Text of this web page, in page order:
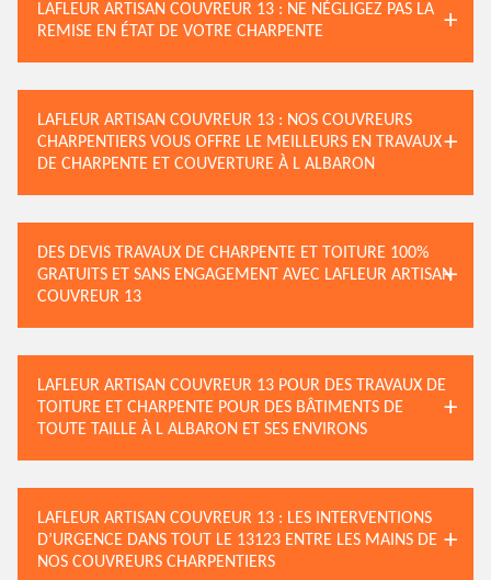
LAFLEUR ARTISAN COUVREUR 13 : NE NÉGLIGEZ PAS LA
REMISE EN ÉTAT DE VOTRE CHARPENTE
LAFLEUR ARTISAN COUVREUR 13 : NOS COUVREURS
CHARPENTIERS VOUS OFFRE LE MEILLEURS EN TRAVAUX
DE CHARPENTE ET COUVERTURE À L ALBARON
DES DEVIS TRAVAUX DE CHARPENTE ET TOITURE 100%
GRATUITS ET SANS ENGAGEMENT AVEC LAFLEUR ARTISAN
COUVREUR 13
LAFLEUR ARTISAN COUVREUR 13 POUR DES TRAVAUX DE
TOITURE ET CHARPENTE POUR DES BÂTIMENTS DE
TOUTE TAILLE À L ALBARON ET SES ENVIRONS
LAFLEUR ARTISAN COUVREUR 13 : LES INTERVENTIONS
D’URGENCE DANS TOUT LE 13123 ENTRE LES MAINS DE
NOS COUVREURS CHARPENTIERS